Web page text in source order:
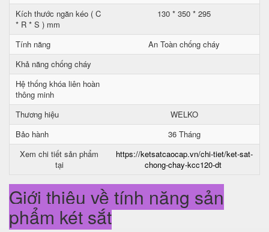
Kích thước ngăn kéo ( C
* R * S ) mm
130 * 350 * 295
Tính năng
An Toàn chống cháy
Khả năng chống cháy
Hệ thống khóa liên hoàn
thông minh
Thương hiệu
WELKO
Bảo hành
36 Tháng
Xem chi tiết sản phẩm
tại
https://ketsatcaocap.vn/chi-tiet/ket-sat-
chong-chay-kcc120-dt
Giới thiệu về tính năng sản
phẩm két sắt